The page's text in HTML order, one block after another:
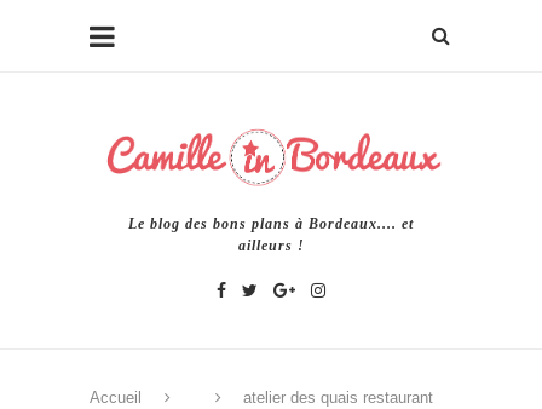
Le blog des bons plans à Bordeaux.... et
ailleurs !
Accueil
atelier des quais restaurant